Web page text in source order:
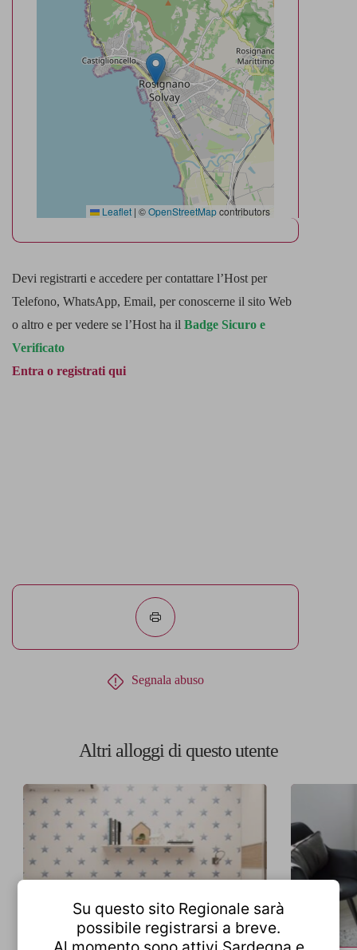
Leaflet | ©OpenStreetMapcontributors
Devi registrarti e accedere per contattare l’Host per
Telefono, WhatsApp, Email, per conoscerne il sito Web
o altro e per vedere se l’Host ha il Badge Sicuro e
Verificato
Entra o registrati qui
Segnala abuso
Altri alloggi di questo utente
Su questo sito Regionale sarà
possibile registrarsi a breve.